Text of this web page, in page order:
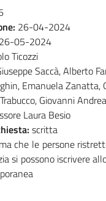
26-04-2024
26-05-2024
Ticozzi
Saccà, Alberto
Emanuela Zanatta,
Giovanni
Laura Besio
scritta
che le persone
si possono iscrivere